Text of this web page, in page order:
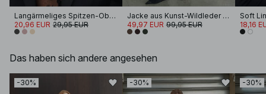
Langärmeliges Spitzen-Oberteil
20,96 EUR 29,95 EUR
Jacke aus Kunst-Wildleder mit Reißverschluss
49,97 EUR 99,95 EUR 18,16
Das haben sich andere angesehen
-30% -30% -30%